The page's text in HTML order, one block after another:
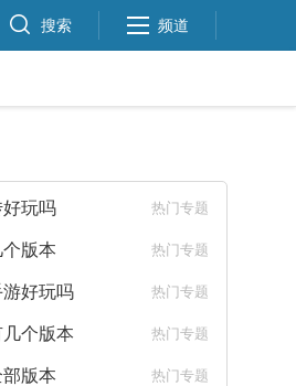
搜索 频道
玩吗 热门专题
版本 热门专题
好玩吗 热门专题
个版本 热门专题
版本 热门专题